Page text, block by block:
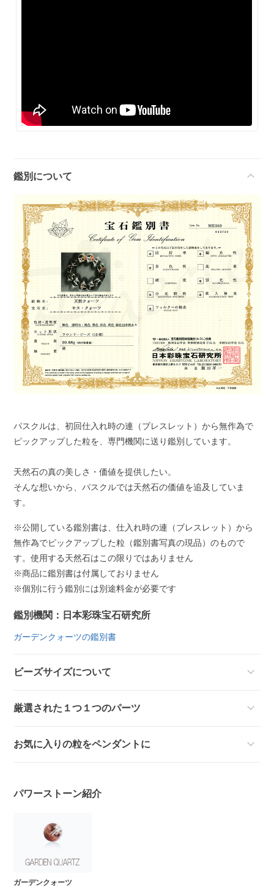
鑑別について
パスクルは、初回仕入れ時の連（ブレスレット）から無作為で
ピックアップした粒を、専門機関に送り鑑別しています。
天然石の真の美しさ・価値を提供したい。
そんな想いから、パスクルでは天然石の価値を追及していま
す。
※公開している鑑別書は、仕入れ時の連（ブレスレット）から
無作為でピックアップした粒（鑑別書写真の現品）のもので
す。使用する天然石はこの限りではありません
※商品に鑑別書は付属しておりません
※個別に行う鑑別には別途料金が必要です
鑑別機関：日本彩珠宝石研究所
ガーデンクォーツの鑑別書
ビーズサイズについて
厳選された１つ１つのパーツ
お気に入りの粒をペンダントに
パワーストーン紹介
ガーデンクォーツ